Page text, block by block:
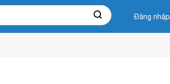
Đăng nhập